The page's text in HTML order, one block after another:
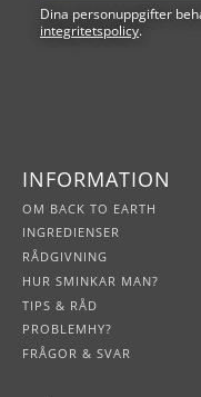
Dina personuppgifter
integritetspolicy.
INFORMATION
OM BACK TO EARTH
INGREDIENSER
RÅDGIVNING
HUR SMINKAR MAN?
TIPS & RÅD
PROBLEMHY?
FRÅGOR & SVAR